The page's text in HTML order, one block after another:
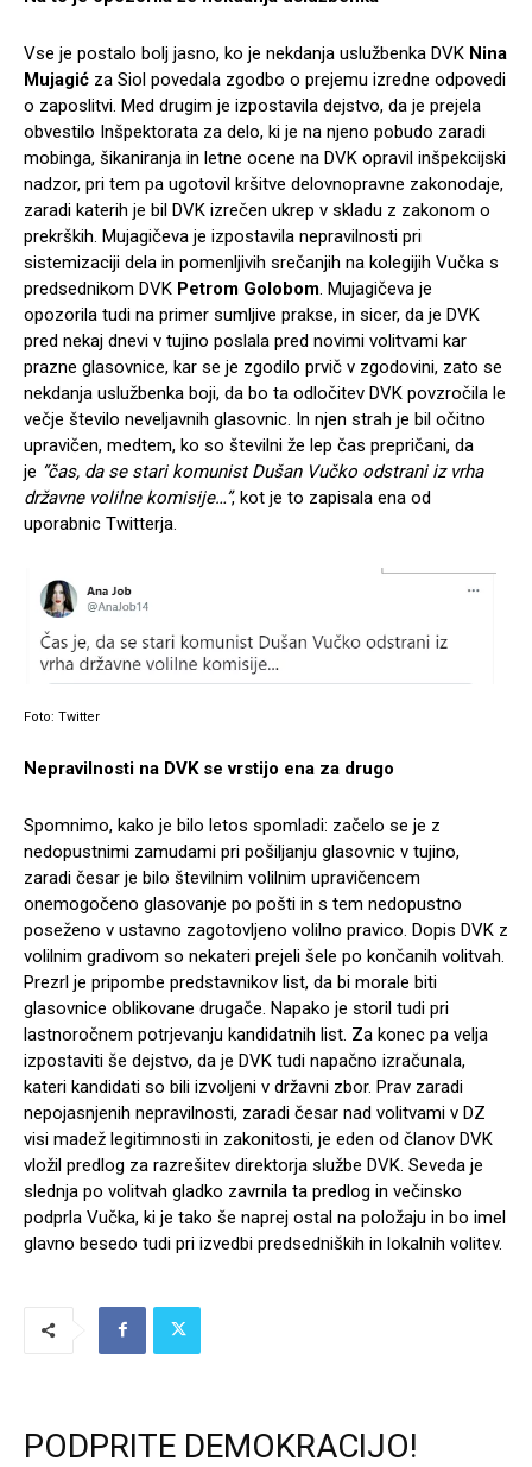
Vse je postalo bolj jasno, ko je nekdanja uslužbenka DVK Nina
Mujagić za Siol povedala zgodbo o prejemu izredne odpovedi
o zaposlitvi. Med drugim je izpostavila dejstvo, da je prejela
obvestilo Inšpektorata za delo, ki je na njeno pobudo zaradi
mobinga, šikaniranja in letne ocene na DVK opravil inšpekcijski
nadzor, pri tem pa ugotovil kršitve delovnopravne zakonodaje,
zaradi katerih je bil DVK izrečen ukrep v skladu z zakonom o
prekrških. Mujagičeva je izpostavila nepravilnosti pri
sistemizaciji dela in pomenljivih srečanjih na kolegijih Vučka s
predsednikom DVK Petrom Golobom. Mujagičeva je
opozorila tudi na primer sumljive prakse, in sicer, da je DVK
pred nekaj dnevi v tujino poslala pred novimi volitvami kar
prazne glasovnice, kar se je zgodilo prvič v zgodovini, zato se
nekdanja uslužbenka boji, da bo ta odločitev DVK povzročila le
večje število neveljavnih glasovnic. In njen strah je bil očitno
upravičen, medtem, ko so številni že lep čas prepričani, da
je “čas, da se stari komunist Dušan Vučko odstrani iz vrha
državne volilne komisije…”, kot je to zapisala ena od
uporabnic Twitterja.
Foto: Twitter
Nepravilnosti na DVK se vrstijo ena za drugo
Spomnimo, kako je bilo letos spomladi: začelo se je z
nedopustnimi zamudami pri pošiljanju glasovnic v tujino,
zaradi česar je bilo številnim volilnim upravičencem
onemogočeno glasovanje po pošti in s tem nedopustno
poseženo v ustavno zagotovljeno volilno pravico. Dopis DVK z
volilnim gradivom so nekateri prejeli šele po končanih volitvah.
Prezrl je pripombe predstavnikov list, da bi morale biti
glasovnice oblikovane drugače. Napako je storil tudi pri
lastnoročnem potrjevanju kandidatnih list. Za konec pa velja
izpostaviti še dejstvo, da je DVK tudi napačno izračunala,
kateri kandidati so bili izvoljeni v državni zbor. Prav zaradi
nepojasnjenih nepravilnosti, zaradi česar nad volitvami v DZ
visi madež legitimnosti in zakonitosti, je eden od članov DVK
vložil predlog za razrešitev direktorja službe DVK. Seveda je
slednja po volitvah gladko zavrnila ta predlog in večinsko
podprla Vučka, ki je tako še naprej ostal na položaju in bo imel
glavno besedo tudi pri izvedbi predsedniških in lokalnih volitev.
PODPRITE DEMOKRACIJO!